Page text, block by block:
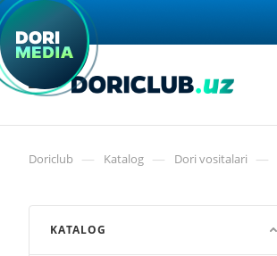
Doriclub — Katalog — Dori vositalari —
KATALOG